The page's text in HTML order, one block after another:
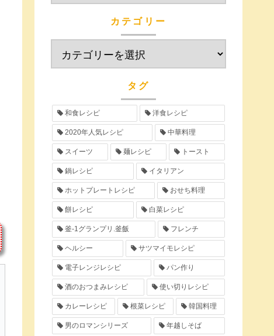
カテゴリー
タグ
和食レシピ 洋食レシピ
2020年人気レシピ 中華料理
スイーツ 麺レシピ トースト
鍋レシピ イタリアン
ホットプレートレシピ おせち料理
餅レシピ 白菜レシピ
釜-1グランプリ.釜飯 フレンチ
ヘルシー サツマイモレシピ
電子レンジレシピ パン作り
酒のおつまみレシピ 使い切りレシピ
カレーレシピ 根菜レシピ 韓国料理
男のロマンシリーズ 年越しそば